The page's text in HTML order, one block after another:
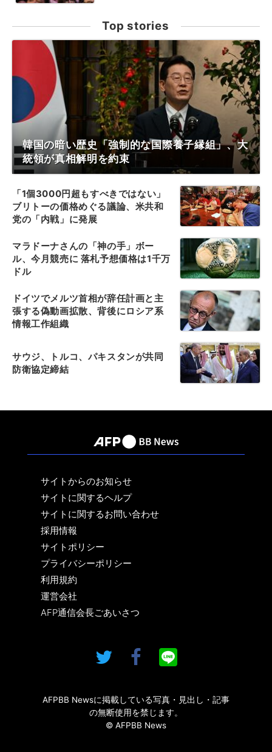
Top stories
韓国の暗い歴史「強制的な国際養子縁組」、大
統領が真相解明を約束
「1個3000円超もすべきではない」
ブリトーの価格めぐる議論、米共和
党の「内戦」に発展
マラドーナさんの「神の手」ボー
ル、今月競売に 落札予想価格は1千万
ドル
ドイツでメルツ首相が辞任計画と主
張する偽動画拡散、背後にロシア系
情報工作組織
サウジ、トルコ、パキスタンが共同
防衛協定締結
サイトからのお知らせ
サイトに関するヘルプ
サイトに関するお問い合わせ
採用情報
サイトポリシー
プライバシーポリシー
利用規約
運営会社
AFP通信会長ごあいさつ
AFPBB Newsに掲載している写真・見出し・記事
の無断使用を禁じます。
© AFPBB News